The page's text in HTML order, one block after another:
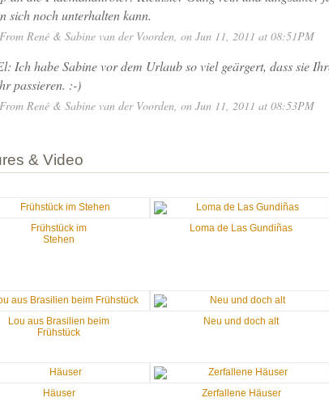
sich noch unterhalten kann.
From René & Sabine van der Voorden, on Jun 11, 2011 at 08:51PM
Ich habe Sabine vor dem Urlaub so viel geärgert, dass sie
passieren. :-)
From René & Sabine van der Voorden , on Jun 11, 2011 at 08:53PM
& Video
Frühstück im
Stehen
Loma de Las Gundiñas
Lou aus Brasilien beim
Frühstück
Neu und doch alt
Häuser Zerfallene Häuser